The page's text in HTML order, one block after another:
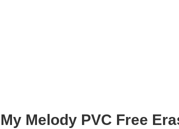
My Melody PVC Free